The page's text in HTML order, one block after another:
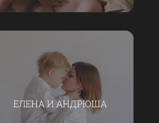
ЕЛЕНА И АНДРЮША